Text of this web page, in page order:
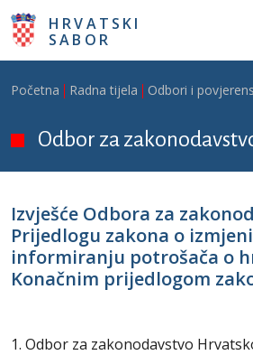
Skoči na glavni sadržaj
HRVATSKI
SABOR
Breadcrumb
Početna Radna tijela Odbori i
Odbor za
Izvješće Odbora za
Prijedlogu zakona o
informiranju potrošača o
Konačnim prijedlogom
1. Odbor za zakonodavstvo